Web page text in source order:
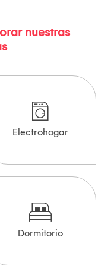
nuestras
Electrohogar
Dormitorio